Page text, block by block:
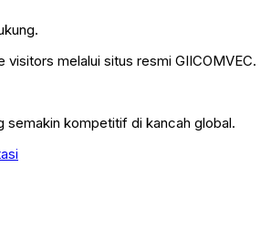
melalui situs resmi GIICOMVEC.
semakin kompetitif di kancah global.